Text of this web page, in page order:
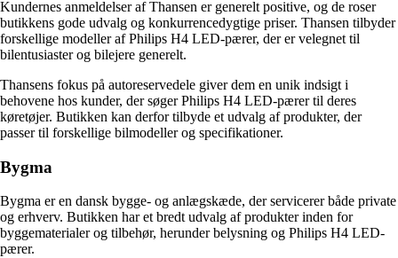
Kundernes anmeldelser af Thansen er generelt positive, og de roser
butikkens gode udvalg og konkurrencedygtige priser. Thansen tilbyder
forskellige modeller af Philips H4 LED-pærer, der er velegnet til
bilentusiaster og bilejere generelt.
Thansens fokus på autoreservedele giver dem en unik indsigt i
behovene hos kunder, der søger Philips H4 LED-pærer til deres
køretøjer. Butikken kan derfor tilbyde et udvalg af produkter, der
passer til forskellige bilmodeller og specifikationer.
Bygma
Bygma er en dansk bygge- og anlægskæde, der servicerer både private
og erhverv. Butikken har et bredt udvalg af produkter inden for
byggematerialer og tilbehør, herunder belysning og Philips H4 LED-
pærer.